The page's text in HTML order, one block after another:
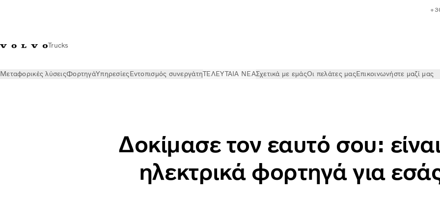
Trucks
Μεταφορικές λύσειςΦορτηγάΥπηρεσίεςΕντοπισμός συνεργάτηΤΕΛΕΥΤΑΙΑ ΝΕΑΣχετικά με εμάςΟι πελάτες μαςΕπικοινωνήστε μαζί μας
Δοκίμασε τον εαυτό σου:
ηλεκτρικά φορτηγά για